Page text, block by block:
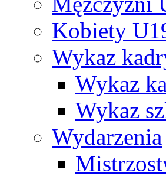
Kobiety
Wykaz
Wykaz
Wykaz
Wydarzenia